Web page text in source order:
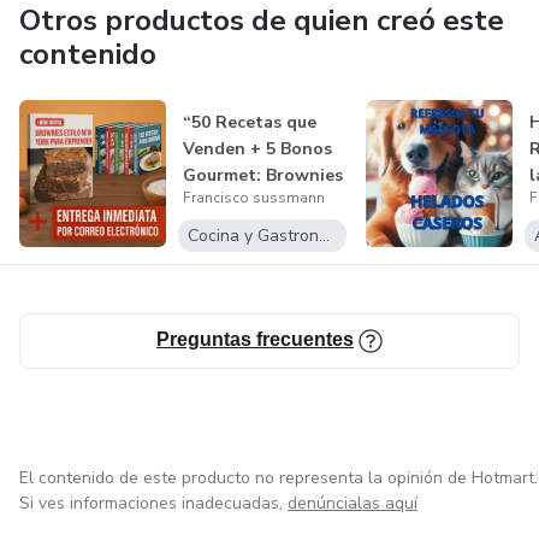
Otros productos de quien creó este
contenido
“50 Recetas que
Venden + 5 Bonos
Gourmet: Brownies
Estilo Ne...
Francisco sussmann
Cocina y Gastronomía
Preguntas frecuentes
El contenido de este producto no representa la opinión de Hotmart.
Si ves informaciones inadecuadas, denúncialas aquí